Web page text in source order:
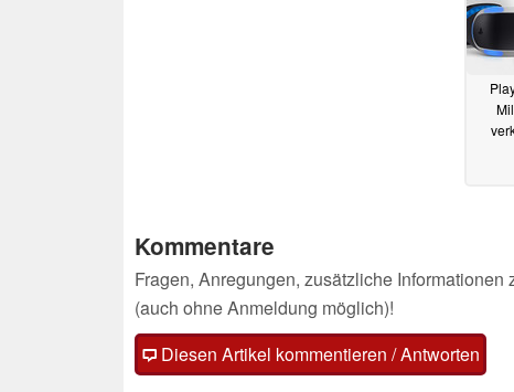
Kommentare
Fragen, Anregungen, zusätzliche
(auch ohne Anmeldung möglich)!
Diesen Artikel kommentieren / Antworten